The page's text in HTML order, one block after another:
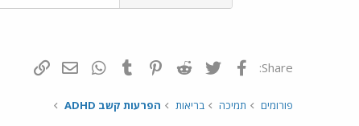
Share: פייסבוק Twitter
Reddit
Pinterest
Tumblr
WhatsAppדואר אלקטרוני
פורומים תמיכה בריאות הפרעות קשב ADHD